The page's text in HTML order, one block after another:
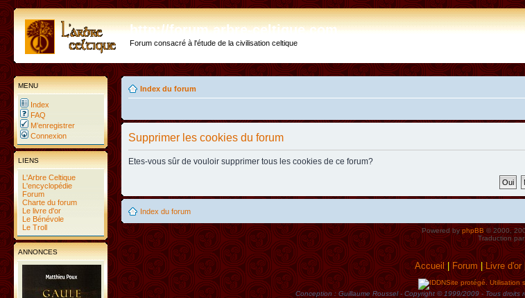
http://forum.arbre-celtique.com
Forum consacré à l'étude de la civilisation celtique
MENU
Index
FAQ
M’enregistrer
Connexion
LIENS
L'Arbre Celtique
L'encyclopédie
Forum
Charte du forum
Le livre d'or
Le Bénévole
Le Troll
ANNONCES
Index du forum
Supprimer les cookies du forum
Etes-vous sûr de vouloir supprimer tous les cookies de ce forum?
Index du forum
Powered byphpBB© 2000,
Traduction par:
Accueil|Forum |Livre d'or
Site protégé. Utilisation
Conception : Guillaume Roussel - Copyright © 1999/2009 - Tous